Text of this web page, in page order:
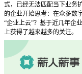
式，已经无法匹配当下业务
的企业开始思考：在众多数
“企业上云”？基于近几年企
上获得了越来越多的关注。